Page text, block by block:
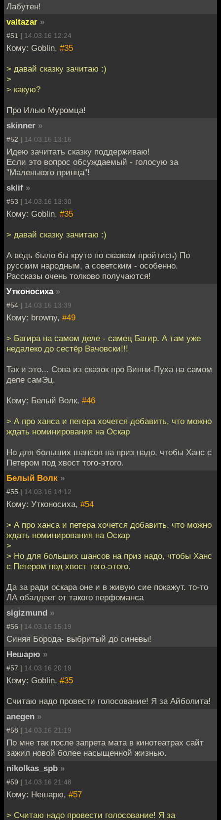
Лабутен!
valtazar »
#51 | 14.03.16 12:24
Кому: Goblin, #35
> давай сказку зачитаю :)
>
> какую?
Про Илью Муромца!
skinner »
#52 | 14.03.16 13:16
Идею зачитать сказку поддерживаю!
Если это вопрос обсуждаемый - голосую за
"Маленького принца"!
sklif »
#53 | 14.03.16 13:30
Кому: Goblin, #35
> давай сказку зачитаю :)
А ведь было бы круто по сказкам пройтись) По
русским народным, а советским - особенно.
Рассказы очень толково получаются!
Утконосиха »
#54 | 14.03.16 13:39
Кому: browny, #49
> Багира на самом деле - самец Багир. А там уже
недалеко до сестёр Вачовски!!!
Так и это... Сова из сказок про Винни-Пуха на самом
деле самЭц.
Кому: Белый Волк, #46
> А про ханса и петера хочется добавить, что можно
ждать номинирования на Оскар
Но для больших шансов на приз надо, чтобы Ханс с
Петером под хвост того-этого.
Белый Волк »
#55 | 14.03.16 14:12
Кому: Утконосиха, #54
> А про ханса и петера хочется добавить, что можно
ждать номинирования на Оскар
>
> Но для больших шансов на приз надо, чтобы Ханс
с Петером под хвост того-этого.
Да за ради оскара оне и в живую сие покажут. то-то
ЛА обалдеет от такого перфоманса
sigizmund »
#56 | 14.03.16 15:19
Синяя Борода- выбритый до синевы!
Нешарю »
#57 | 14.03.16 20:19
Кому: Goblin, #35
Считаю надо провести голосование! Я за Айболита!
anegen »
#58 | 14.03.16 21:19
По мне так после запрета мата в кинотеатрах сайт
зажил новой более насыщенной жизнью.
nikolkas_spb »
#59 | 14.03.16 21:48
Кому: Нешарю, #57
> Считаю надо провести голосование! Я за